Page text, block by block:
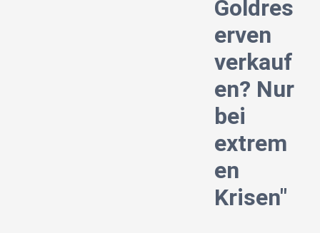
Goldres
erven
verkauf
en? Nur
bei
extrem
en
Krisen"